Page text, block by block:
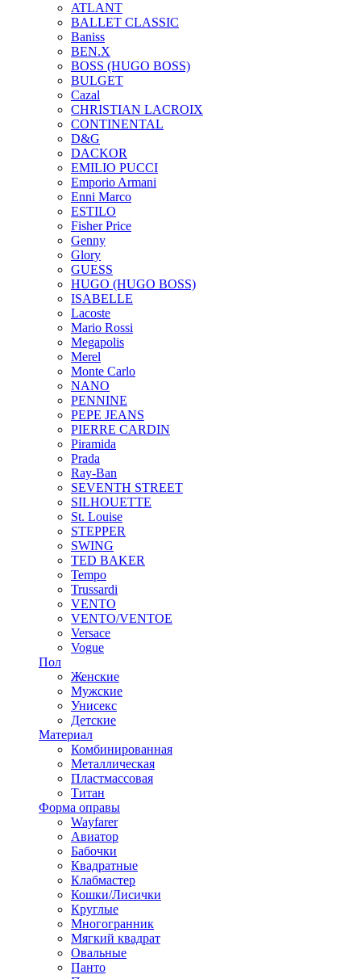
ATLANT
BALLET CLASSIC
Baniss
BEN.X
BOSS (HUGO BOSS)
BULGET
Cazal
CHRISTIAN LACROIX
CONTINENTAL
D&G
DACKOR
EMILIO PUCCI
Emporio Armani
Enni Marco
ESTILO
Fisher Price
Genny
Glory
GUESS
HUGO (HUGO BOSS)
ISABELLE
Lacoste
Mario Rossi
Megapolis
Merel
Monte Carlo
NANO
PENNINE
PEPE JEANS
PIERRE CARDIN
Piramida
Prada
Ray-Ban
SEVENTH STREET
SILHOUETTE
St. Louise
STEPPER
SWING
TED BAKER
Tempo
Trussardi
VENTO
VENTO/VENTOE
Versace
Vogue
Пол
Женские
Мужские
Унисекс
Детские
Материал
Комбинированная
Металлическая
Пластмассовая
Титан
Форма оправы
Wayfarer
Авиатор
Бабочки
Квадратные
Клабмастер
Кошки/Лисички
Круглые
Многогранник
Мягкий квадрат
Овальные
Панто